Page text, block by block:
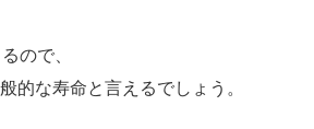
ので、
的な寿命と言えるでしょう。